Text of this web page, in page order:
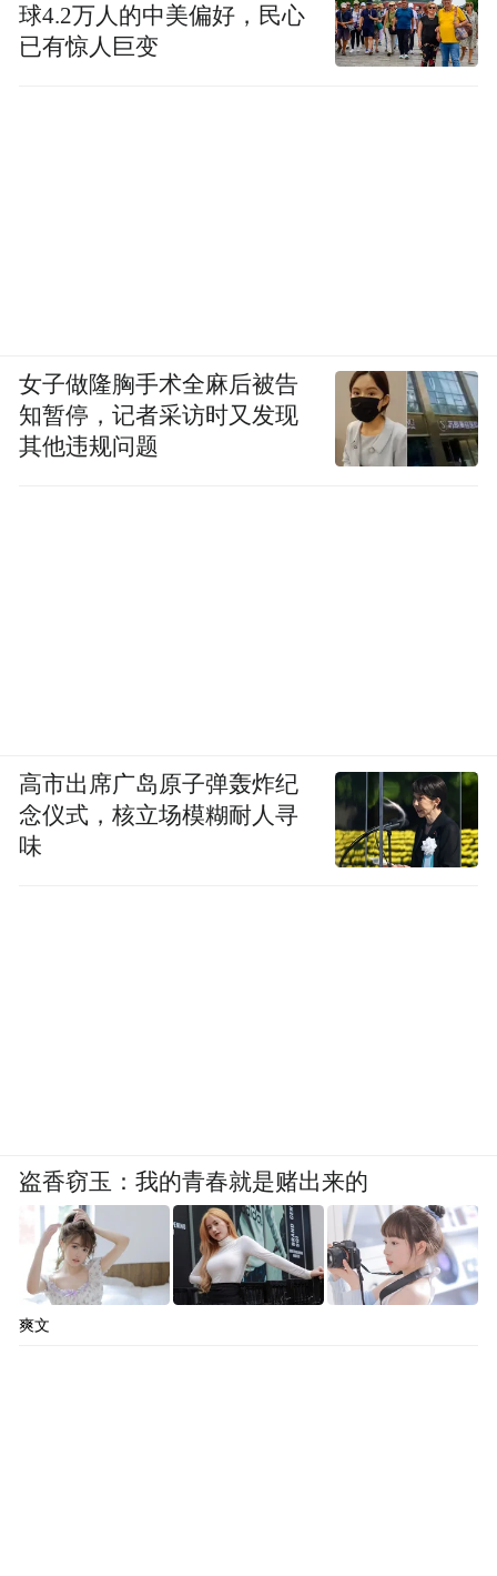
球4.2万人的中美偏好，民心
已有惊人巨变
女子做隆胸手术全麻后被告
知暂停，记者采访时又发现
其他违规问题
高市出席广岛原子弹轰炸纪
念仪式，核立场模糊耐人寻
味
盗香窃玉：我的青春就是赌出来的
爽文